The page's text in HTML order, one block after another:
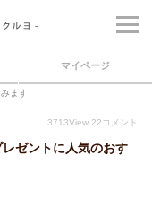
マイページ
ます
3713View 22 コメント
ゼントに人気のおす